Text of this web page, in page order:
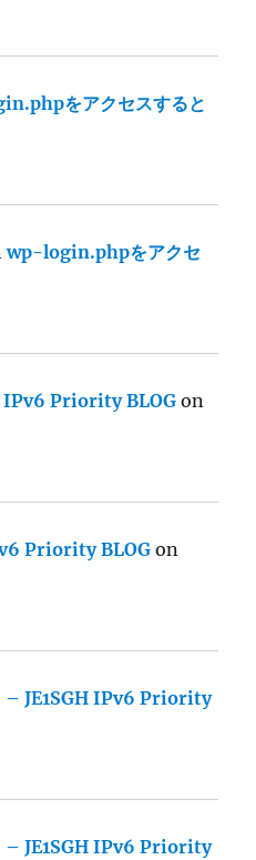
をアクセスすると
wp-login.phpをアクセ
Priority BLOGon
Priority BLOG on
– JE1SGH IPv6 Priority
– JE1SGH IPv6 Priority